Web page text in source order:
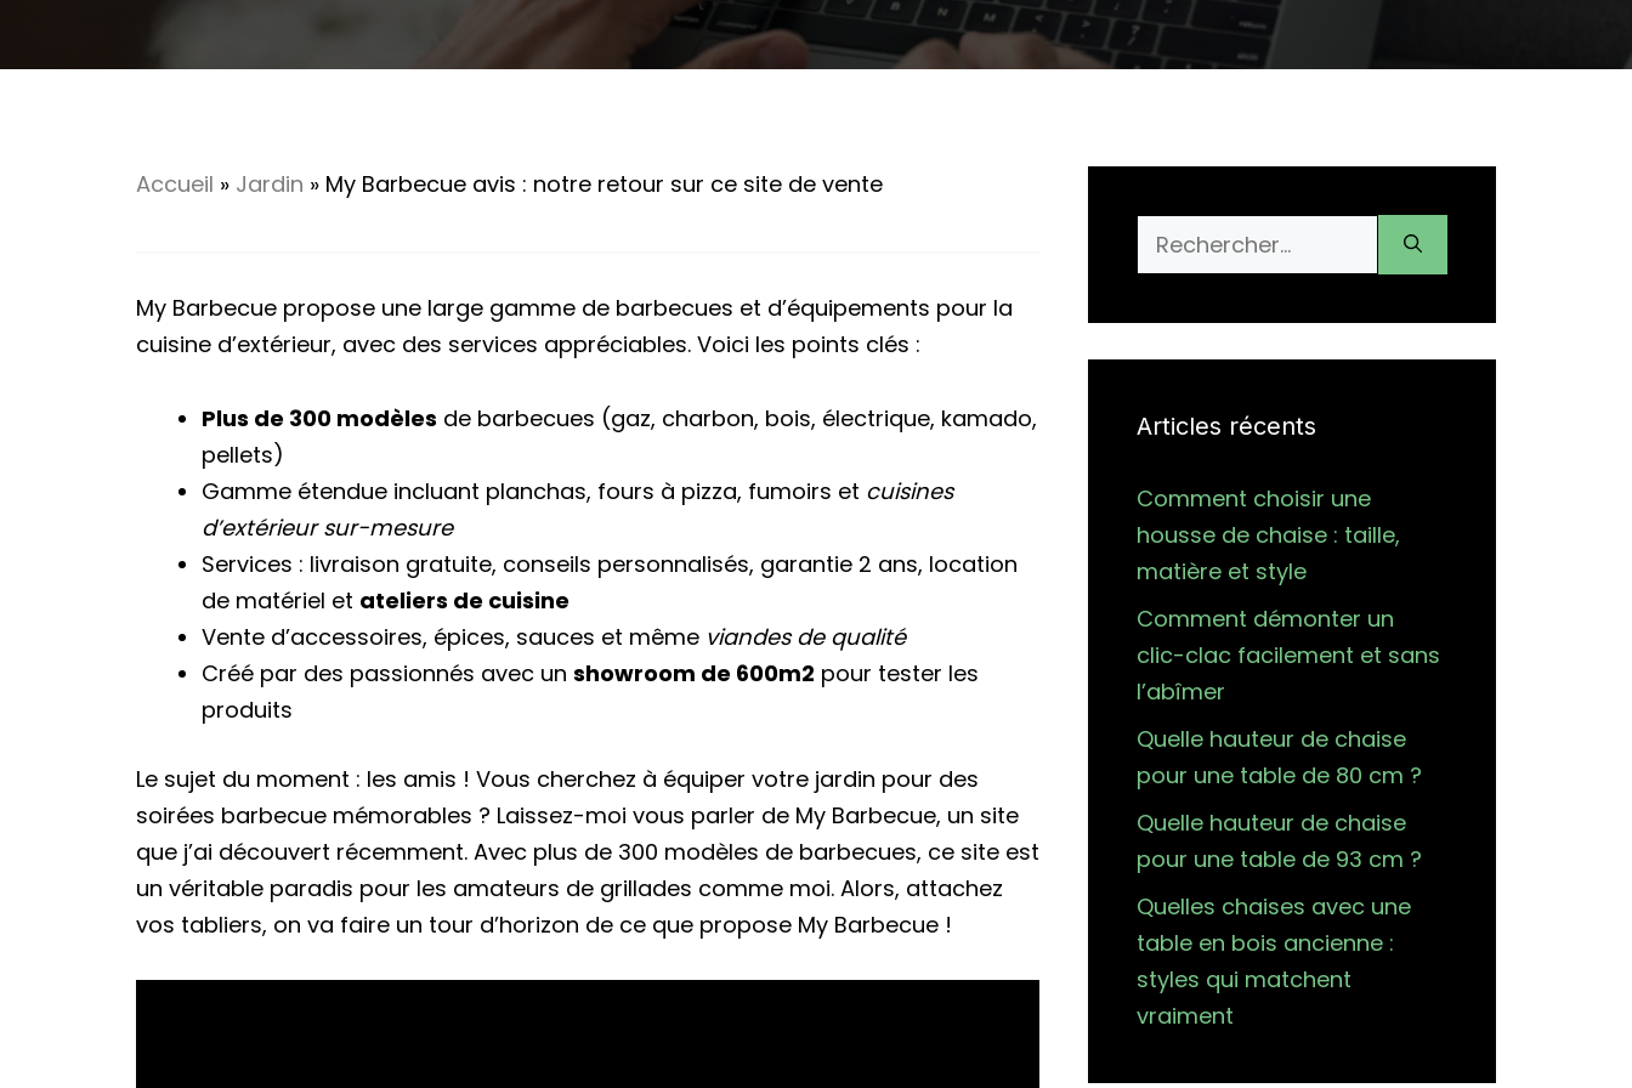
Accueil » Jardin » My Barbecue avis : notre retour sur ce site de vente
My Barbecue propose une large gamme de barbecues et d’équipements pour la
cuisine d’extérieur, avec des services appréciables. Voici les points clés :
Plus de 300 modèles de barbecues (gaz, charbon, bois, électrique, kamado,
pellets)
Gamme étendue incluant planchas, fours à pizza, fumoirs et cuisines
d’extérieur sur-mesure
Services : livraison gratuite, conseils personnalisés, garantie 2 ans, location
de matériel et ateliers de cuisine
Vente d’accessoires, épices, sauces et même viandes de qualité
Créé par des passionnés avec un showroom de 600m2 pour tester les
produits
Le sujet du moment : les amis ! Vous cherchez à équiper votre jardin pour des
soirées barbecue mémorables ? Laissez-moi vous parler de My Barbecue, un site
que j’ai découvert récemment. Avec plus de 300 modèles de barbecues, ce site est
un véritable paradis pour les amateurs de grillades comme moi. Alors, attachez
vos tabliers, on va faire un tour d’horizon de ce que propose My Barbecue !
Rechercher :
Articles récents
Comment choisir une
housse de chaise : taille,
matière et style
Comment démonter un
clic-clac facilement et sans
l’abîmer
Quelle hauteur de chaise
pour une table de 80 cm ?
Quelle hauteur de chaise
pour une table de 93 cm ?
Quelles chaises avec une
table en bois ancienne :
styles qui matchent
vraiment